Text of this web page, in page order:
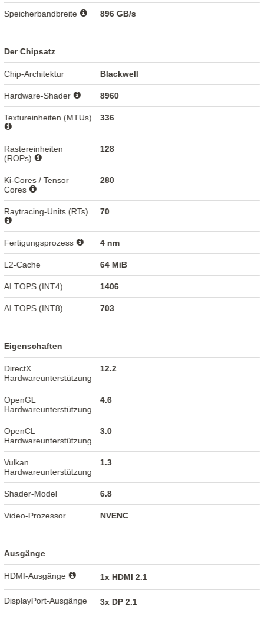
Speicherbandbreite 896 GB/s
Der Chipsatz
Chip-Architektur Blackwell
Hardware-Shader 8960
Textureinheiten (MTUs) 336
Rastereinheiten
(ROPs)
128
Ki-Cores / Tensor
Cores
280
Raytracing-Units (RTs) 70
Fertigungsprozess 4 nm
L2-Cache 64 MiB
AI TOPS (INT4) 1406
AI TOPS (INT8) 703
Eigenschaften
DirectX
Hardwareunterstützung
12.2
OpenGL
Hardwareunterstützung
4.6
OpenCL
Hardwareunterstützung
3.0
Vulkan
Hardwareunterstützung
1.3
Shader-Model 6.8
Video-Prozessor NVENC
Ausgänge
HDMI-Ausgänge 1x HDMI 2.1
DisplayPort-Ausgänge 3x DP 2.1